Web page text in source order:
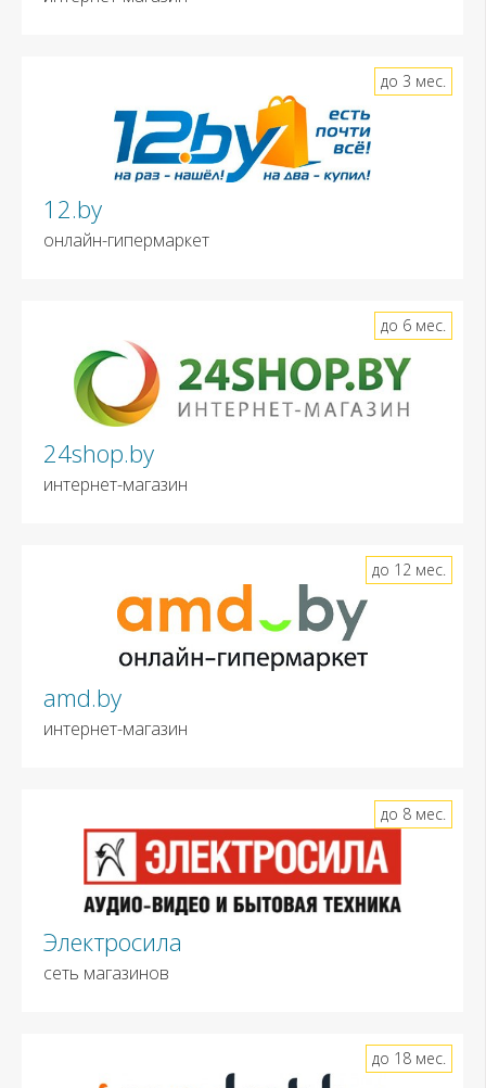
12.by
онлайн-гипермаркет
до 3 мес.
24shop.by
интернет-магазин
до 6 мес.
amd.by
интернет-магазин
до 12 мес.
Электросила
сеть магазинов
до 8 мес.
до 18 мес.